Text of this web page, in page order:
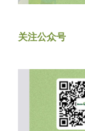
关注公众号